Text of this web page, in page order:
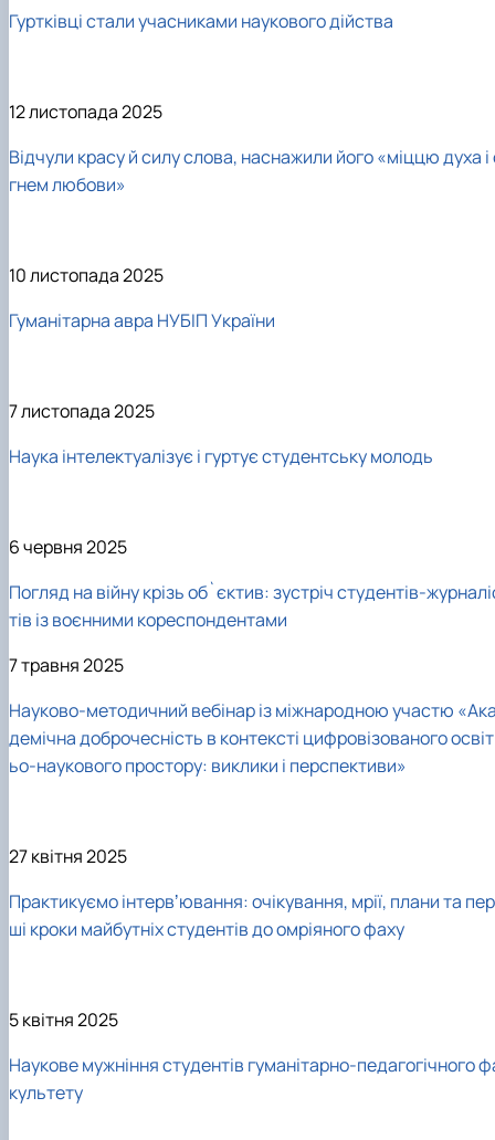
Гуртківці стали учасниками наукового дійства
12 листопада 2025
Відчули красу й силу слова, наснажили його «міццю духа і
гнем любови»
10 листопада 2025
Гуманітарна авра НУБІП України
7 листопада 2025
Наука інтелектуалізує і гуртує студентську молодь
6 червня 2025
Погляд на війну крізь об`єктив: зустріч студентів-
тів із воєнними кореспондентами
7 травня 2025
Науково-методичний вебінар із міжнародною участю
демічна доброчесність в контексті цифровізованого
ьо-наукового простору: виклики і перспективи»
27 квітня 2025
Практикуємо інтервʼювання: очікування, мрії, плани та пер
ші кроки майбутніх студентів до омріяного фаху
5 квітня 2025
Наукове мужніння студентів гуманітарно-педагогічного
культету